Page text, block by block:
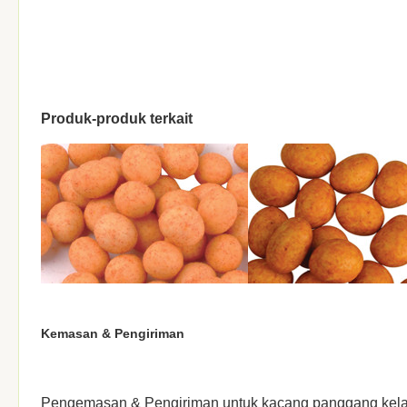
Produk-produk terkait
Kemasan & Pengiriman
Pengemasan & Pengiriman untuk kacang panggang